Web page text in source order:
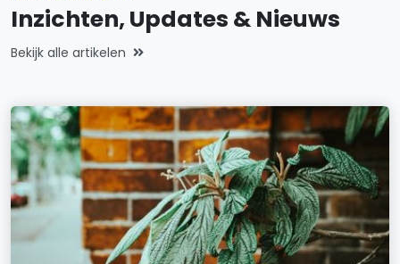
Inzichten, Updates & Nieuws
Bekijk alle artikelen